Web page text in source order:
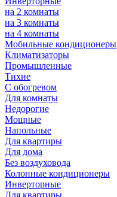
на 2 комнаты
на 3 комнаты
на 4 комнаты
Мобильные кондиционеры
Климатизаторы
Промышленные
Тихие
С обогревом
Для комнаты
Недорогие
Мощные
Напольные
Для квартиры
Для дома
Без воздуховода
Колонные кондиционеры
Инверторные
Для квартиры